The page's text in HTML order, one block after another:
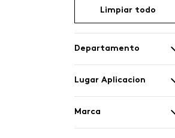
Departamento
Cuidado Personal
Lugar Aplicacion
Cuerpo
Marca
Limpiar todo